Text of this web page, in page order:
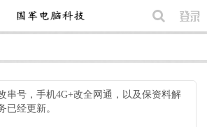
串号，手机4G+改全网通，以及保资料解
已经更新。